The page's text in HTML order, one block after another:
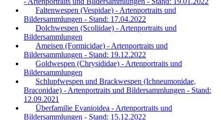
Faltenwespen (Vespidae) - Artenportraits und
Bildersammlungen - Stand: 17.04.2022
Dolchwespen (Scoliidae) - Artenportraits und
Bildersammlungen
Ameisen (Formicidae) - Artenportraits und
Bildersammlungen - Stand: 19.12.2022
Goldwespen (Chrysididae) - Artenportraits und
Bildersammlungen
Schlupfwespen und Brackwespen (Ichneumonidae,
Braconidae) - Artenportraits und Bildersammlungen - Stand:
12.09.2021
Überfamilie Evanioidea - Artenportraits und
Bildersammlungen - Stand: 15.12.2022